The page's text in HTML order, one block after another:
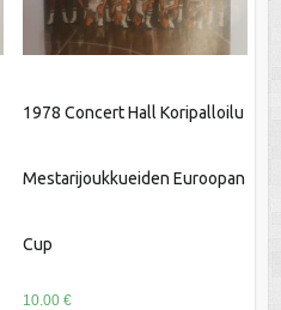
1978 Concert Hall Koripalloilu
Mestarijoukkueiden Euroopan
Cup
10.00 €